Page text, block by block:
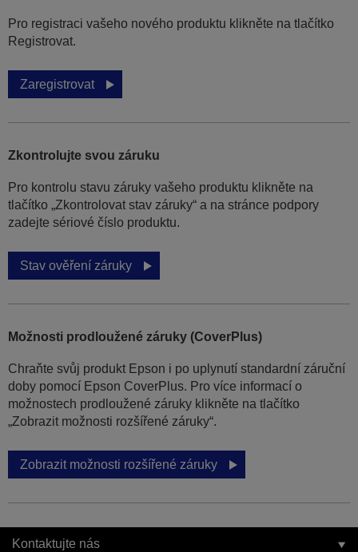
Pro registraci vašeho nového produktu klikněte na tlačítko
Registrovat.
Zaregistrovat
Zkontrolujte svou záruku
Pro kontrolu stavu záruky vašeho produktu klikněte na
tlačítko „Zkontrolovat stav záruky“ a na stránce podpory
zadejte sériové číslo produktu.
Stav ověření záruky
Možnosti prodloužené záruky (CoverPlus)
Chraňte svůj produkt Epson i po uplynutí standardní záruční
doby pomocí Epson CoverPlus. Pro více informací o
možnostech prodloužené záruky klikněte na tlačítko
„Zobrazit možnosti rozšířené záruky“.
Zobrazit možnosti rozšířené záruky
Kontaktujte nás